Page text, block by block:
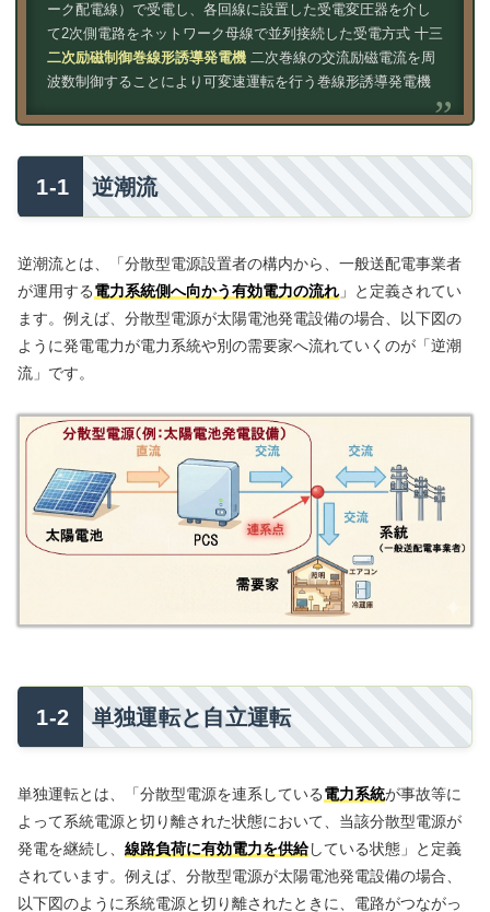
ーク配電線）で受電し、各回線に設置した受電変圧器を介し
て2次側電路をネットワーク母線で並列接続した受電方式 十三
二次励磁制御巻線形誘導発電機二次巻線の交流励磁電流を周
波数制御することにより可変速運転を行う巻線形誘導発電機
逆潮流
逆潮流とは、「分散型電源設置者の構内から、一般送配電事業者
が運用する電力系統側へ向かう有効電力の流れ 」と定義されてい
ます。例えば、分散型電源が太陽電池発電設備の場合、以下図の
ように発電電力が電力系統や別の需要家へ流れていくのが「逆潮
流」です。
単独運転と自立運転
単独運転とは、「分散型電源を連系している電力系統が事故等に
よって系統電源と切り離された状態において、当該分散型電源が
発電を継続し、 線路負荷に有効電力を供給している状態」と定義
されています。例えば、分散型電源が太陽電池発電設備の場合、
以下図のように系統電源と切り離されたときに、電路がつながっ